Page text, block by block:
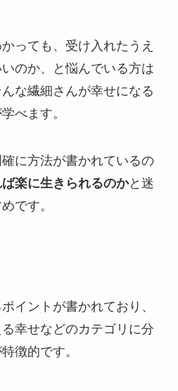
っても、受け入れたうえ
のか、と悩んでいる方は
な繊細さんが幸せになる
べます。
に方法が書かれているの
楽に生きられるのかと迷
です。
イントが書かれており、
幸せなどのカテゴリに分
徴的です。